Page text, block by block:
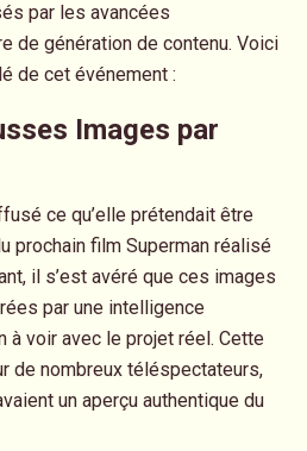
par les avancées
de génération de contenu. Voici
de cet événement :
Images par
ce qu’elle prétendait être
prochain film Superman réalisé
il s’est avéré que ces images
par une intelligence
à voir avec le projet réel. Cette
de nombreux téléspectateurs,
un aperçu authentique du